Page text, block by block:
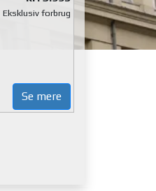
Eksklusiv forbrug
Se mere